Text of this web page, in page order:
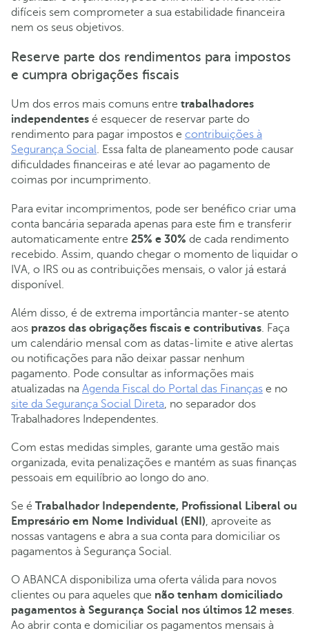
difíceis sem comprometer a sua estabilidade financeira
nem os seus objetivos.
Reserve parte dos rendimentos para impostos
e cumpra obrigações fiscais
Um dos erros mais comuns entre trabalhadores
independentes é esquecer de reservar parte do
rendimento para pagar impostos e contribuições à
Segurança Social. Essa falta de planeamento pode causar
dificuldades financeiras e até levar ao pagamento de
coimas por incumprimento.
Para evitar incomprimentos, pode ser benéfico criar uma
conta bancária separada apenas para este fim e transferir
automaticamente entre 25% e 30% de cada rendimento
recebido. Assim, quando chegar o momento de liquidar o
IVA, o IRS ou as contribuições mensais, o valor já estará
disponível.
Além disso, é de extrema importância manter-se atento
aos prazos das obrigações fiscais e contributivas. Faça
um calendário mensal com as datas-limite e ative alertas
ou notificações para não deixar passar nenhum
pagamento. Pode consultar as informações mais
atualizadas na Agenda Fiscal do Portal das Finanças e no
site da Segurança Social Direta, no separador dos
Trabalhadores Independentes.
Com estas medidas simples, garante uma gestão mais
organizada, evita penalizações e mantém as suas finanças
pessoais em equilíbrio ao longo do ano.
Se é Trabalhador Independente, Profissional Liberal ou
Empresário em Nome Individual (ENI), aproveite as
nossas vantagens e abra a sua conta para domiciliar os
pagamentos à Segurança Social.
O ABANCA disponibiliza uma oferta válida para novos
clientes ou para aqueles que não tenham domiciliado
pagamentos à Segurança Social nos últimos 12 meses.
Ao abrir conta e domiciliar os pagamentos mensais à